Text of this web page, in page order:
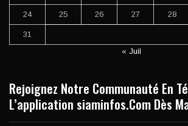
24 25 26 27 28
31
« Juil
Rejoignez Notre Communauté En
L’application siaminfos.Com Dès